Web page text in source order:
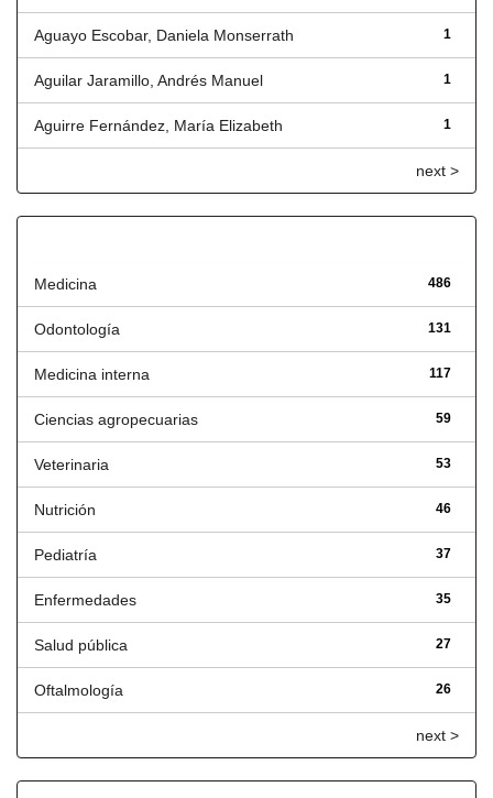
1
Aguayo Escobar, Daniela Monserrath
1
Aguilar Jaramillo, Andrés Manuel
1
Aguirre Fernández, María Elizabeth
next >
486
Medicina
131
Odontología
117
Medicina interna
59
Ciencias agropecuarias
53
Veterinaria
46
Nutrición
37
Pediatría
35
Enfermedades
27
Salud pública
26
Oftalmología
next >